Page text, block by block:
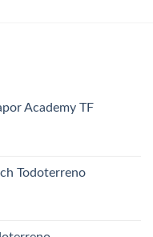
Academy TF
Todoterreno